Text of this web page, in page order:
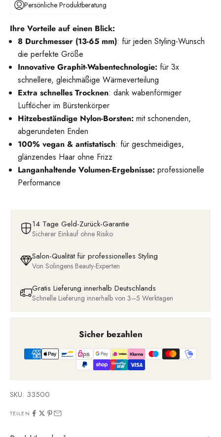
Persönliche Produktberatung
Ihre Vorteile auf einen Blick:
8 Durchmesser (13-65 mm): für jeden Styling-Wunsch
die perfekte Größe
Innovative Graphit-Wabentechnologie: für 3x
schnellere, gleichmäßige Wärmeverteilung
Extra schnelles Trocknen: dank wabenförmiger
Luftlöcher im Bürstenkörper
Hitzebeständige Nylon-Borsten: mit schonenden,
abgerundeten Enden
100% vegan & antistatisch: für geschmeidiges,
glänzendes Haar ohne Frizz
Langanhaltende Volumen-Ergebnisse: professionelle
Performance
14 Tage Geld-Zurück-Garantie
Sicherer Einkauf ohne Risiko
Salon-Qualität für professionelles Styling
Von Solingens Beauty-Experten
Gratis Lieferung innerhalb Deutschlands
Schnelle Lieferung innerhalb von 3–5 Werktagen
Sicher bezahlen
SKU: 33500
TEILEN